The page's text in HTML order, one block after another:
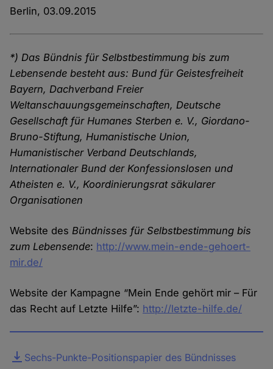
Berlin, 03.09.2015
*) Das Bündnis für Selbstbestimmung bis zum
Lebensende besteht aus: Bund für Geistesfreiheit
Bayern, Dachverband Freier
Weltanschauungsgemeinschaften, Deutsche
Gesellschaft für Humanes Sterben e. V., Giordano-
Bruno-Stiftung, Humanistische Union,
Humanistischer Verband Deutschlands,
Internationaler Bund der Konfessionslosen und
Atheisten e. V., Koordinierungsrat säkularer
Organisationen
Website desBündnisses für Selbstbestimmung bis
zum Lebensende: http://www.mein-ende-gehoert-
mir.de/
Website der Kampagne “Mein Ende gehört mir – Für
das Recht auf Letzte Hilfe”: http://letzte-hilfe.de/
DateiSechs-Punkte-Positionspapier des Bündnisses